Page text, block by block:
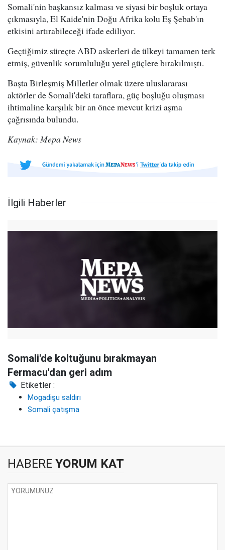
Somali'nin başkansız kalması ve siyasi bir boşluk ortaya
çıkmasıyla, El Kaide'nin Doğu Afrika kolu Eş Şebab'ın
etkisini artırabileceği ifade ediliyor.
Geçtiğimiz süreçte ABD askerleri de ülkeyi tamamen terk
etmiş, güvenlik sorumluluğu yerel güçlere bırakılmıştı.
Başta Birleşmiş Milletler olmak üzere uluslararası
aktörler de Somali'deki taraflara, güç boşluğu oluşması
ihtimaline karşılık bir an önce mevcut krizi aşma
çağrısında bulundu.
Kaynak: Mepa News
İlgili Haberler
Somali'de koltuğunu bırakmayan
Fermacu'dan geri adım
Etiketler :
Mogadişu saldırı
Somali çatışma
HABERE YORUM KAT